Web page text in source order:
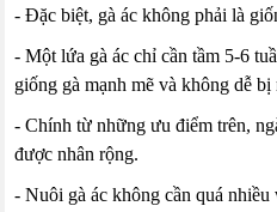
- Đặc biệt, gà ác không phải là
- Một lứa gà ác chỉ cần tầm 5-6
giống gà mạnh mẽ và không dễ bị
- Chính từ những ưu điểm trên,
được nhân rộng.
- Nuôi gà ác không cần quá nhiều